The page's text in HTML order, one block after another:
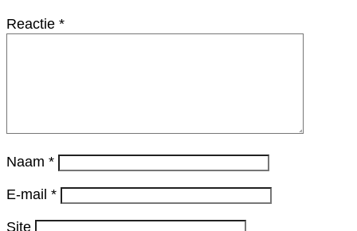
Reactie *
Naam *
E-mail *
Site